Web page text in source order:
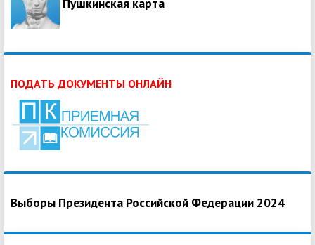
Пушкинская карта
ПОДАТЬ ДОКУМЕНТЫ ОНЛАЙН
Выборы Президента Российской Федерации 2024